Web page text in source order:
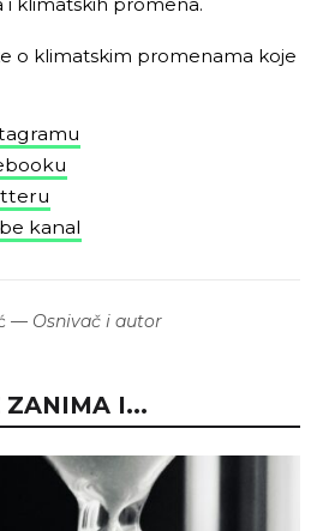
o klimatskim promenama koje
kanal
— Osnivač i autor
ZANIMA I...